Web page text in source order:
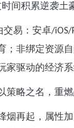
间积累逆袭土
交易：安卓/iOS/
；非绑定资源
家驱动的经济系
策略之名，重
烟再起，属性